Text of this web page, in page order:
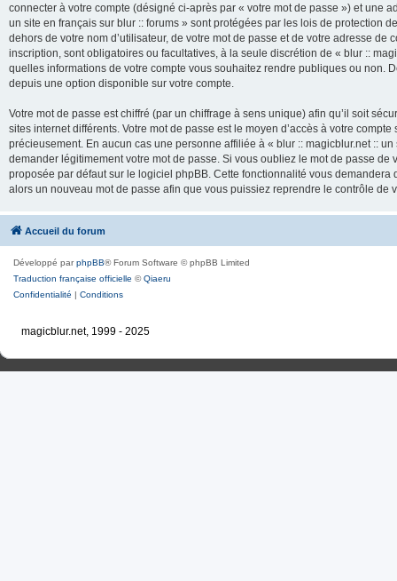
connecter à votre compte (désigné ci-après par « votre mot de passe ») et une
un site en français sur blur :: forums » sont protégées par les lois de protection
dehors de votre nom d’utilisateur, de votre mot de passe et de votre adresse
inscription, sont obligatoires ou facultatives, à la seule discrétion de « blur ::
quelles informations de votre compte vous souhaitez rendre publiques ou non.
depuis une option disponible sur votre compte.
Votre mot de passe est chiffré (par un chiffrage à sens unique) afin qu’il soit
sites internet différents. Votre mot de passe est le moyen d’accès à votre
précieusement. En aucun cas une personne affiliée à « blur :: magicblur.net ::
demander légitimement votre mot de passe. Si vous oubliez le mot de passe
proposée par défaut sur le logiciel phpBB. Cette fonctionnalité vous
alors un nouveau mot de passe afin que vous puissiez reprendre le contrôle de
Accueil du forum
Développé parphpBB® Forum Software © phpBB Limited
Traduction française officielle ©Qiaeru
Confidentialité | Conditions
magicblur.net, 1999 - 2025